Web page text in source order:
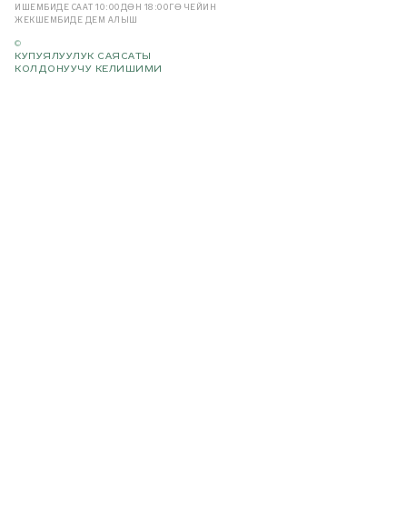
ИШЕМБИДЕ СААТ 10:00ДӨН 18:00ГӨ ЧЕЙИН
ЖЕКШЕМБИДЕ ДЕМ АЛЫШ
©
КУПУЯЛУУЛУК САЯСАТЫ
КОЛДОНУУЧУ КЕЛИШИМИ